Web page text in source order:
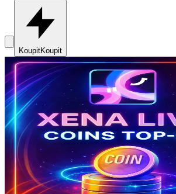
KoupitKoupit